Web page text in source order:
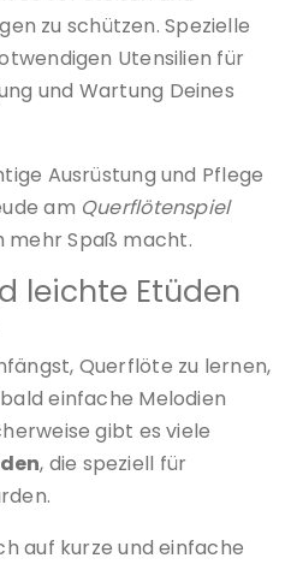
zu schützen. Spezielle
Utensilien für
und Wartung Deines
Ausrüstung und Pflege
am Querflötenspiel
mehr Spaß macht.
leichte Etüden
Querflöte zu lernen,
einfache Melodien
gibt es viele
, die speziell für
auf kurze und einfache